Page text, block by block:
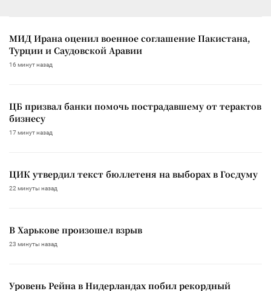
МИД Ирана оценил военное соглашение Пакистана,
Турции и Саудовской Аравии
16 минут назад
ЦБ призвал банки помочь пострадавшему от терактов
бизнесу
17 минут назад
ЦИК утвердил текст бюллетеня на выборах в Госдуму
22 минуты назад
В Харькове произошел взрыв
23 минуты назад
Уровень Рейна в Нидерландах побил рекордный